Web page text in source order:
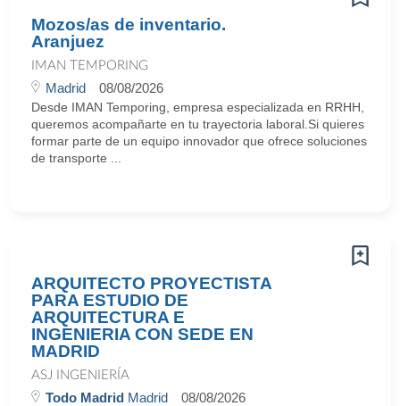
Mozos/as de inventario.
Aranjuez
IMAN TEMPORING
Madrid 08/08/2026
Desde IMAN Temporing, empresa especializada en RRHH,
queremos acompañarte en tu trayectoria laboral.Si quieres
formar parte de un equipo innovador que ofrece soluciones
de transporte ...
ARQUITECTO PROYECTISTA
PARA ESTUDIO DE
ARQUITECTURA E
INGENIERIA CON SEDE EN
MADRID
ASJ INGENIERÍA
Todo Madrid Madrid 08/08/2026